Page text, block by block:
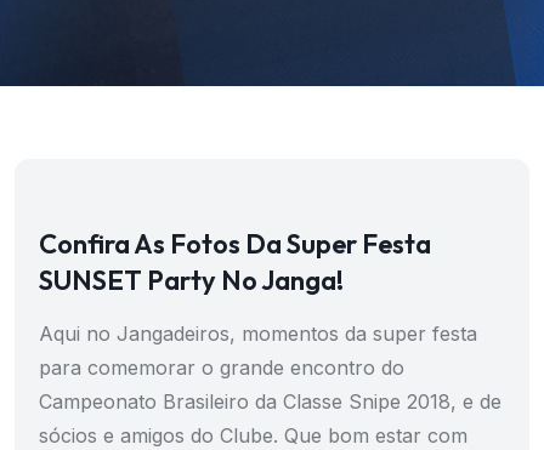
Confira As Fotos Da Super Festa
SUNSET Party No Janga!
Aqui no Jangadeiros, momentos da super festa
para comemorar o grande encontro do
Campeonato Brasileiro da Classe Snipe 2018, e de
sócios e amigos do Clube. Que bom estar com